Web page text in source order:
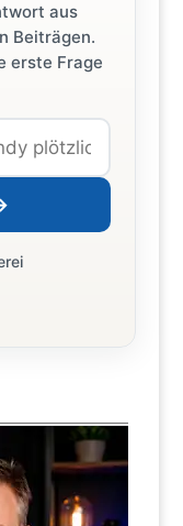
aus
Beiträgen.
erste Frage